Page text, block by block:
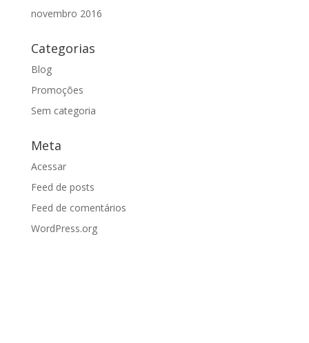
novembro 2016
Categorias
Blog
Promoções
Sem categoria
Meta
Acessar
Feed de posts
Feed de comentários
WordPress.org